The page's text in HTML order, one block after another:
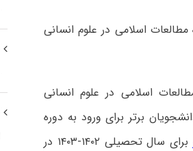
اسلامی در علوم انسانی
اسلامی در علوم انسانی
برتر برای ورود به دوره
برای سال تحصیلی ۱۴۰۲-۱۴۰۳ در